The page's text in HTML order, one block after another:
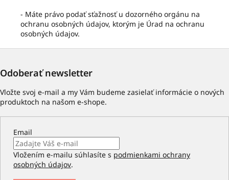
- Máte právo podať sťažnosť u dozorného orgánu na
ochranu osobných údajov, ktorým je Úrad na ochranu
osobných údajov.
Odoberať newsletter
Vložte svoj e-mail a my Vám budeme zasielať informácie o nových
produktoch na našom e-shope.
Email
Vložením e-mailu súhlasíte s podmienkami ochrany
osobných údajov.